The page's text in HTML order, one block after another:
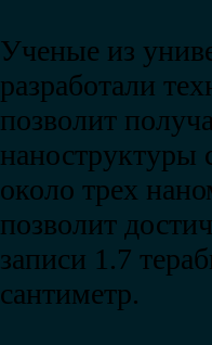
Ученые из
разработали
позволит
наноструктуры
около трех
позволит
записи 1.7
сантиметр.